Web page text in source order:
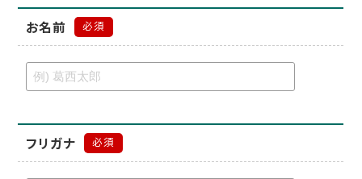
お名前 必須
フリガナ 必須